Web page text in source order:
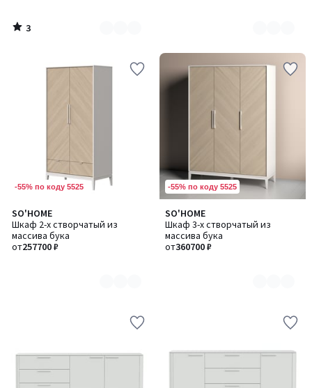
3
/
-55% по коду 5525
SO'HOME
Шкаф 2-х створчатый из
массива бука
от257700 ₽
Количество
цветов:
2
-55% по коду 5525
SO'HOME
Шкаф 3-х створчатый из
массива бука
от360700 ₽
Количество
цветов:
2